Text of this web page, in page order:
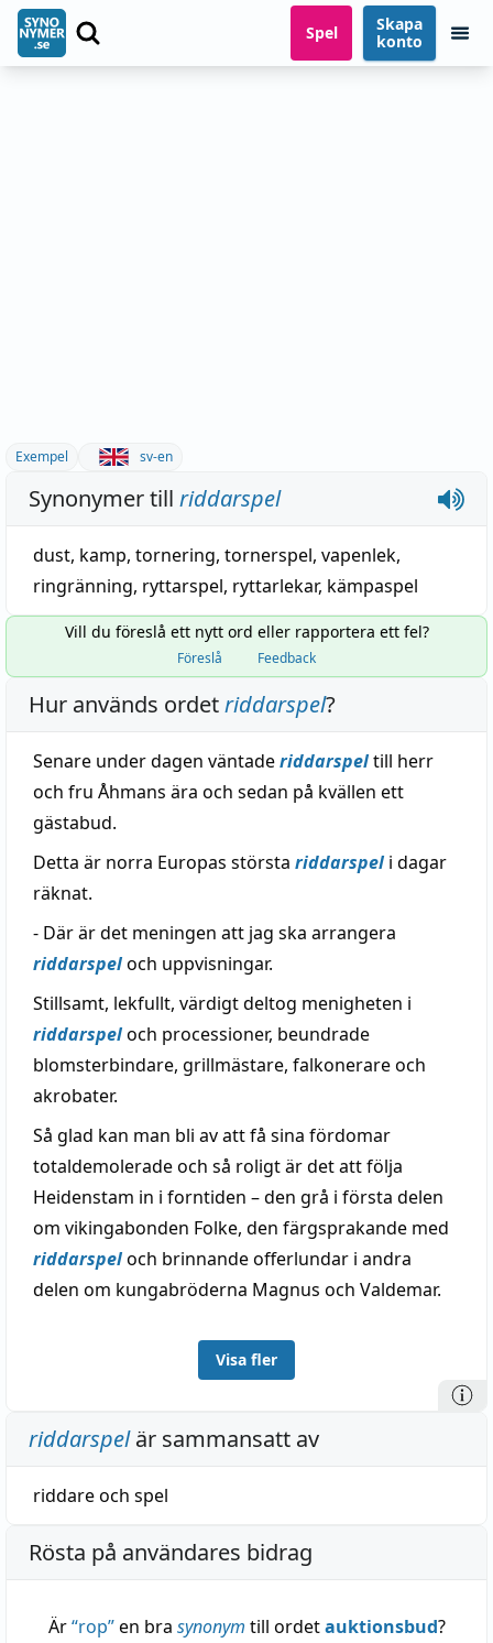
Spel
Skapa
konto
Exempel sv-en
Synonymer till riddarspel
dust, kamp, tornering, tornerspel, vapenlek,
ringränning, ryttarspel, ryttarlekar, kämpaspel
Vill du föreslå ett nytt ord eller rapportera ett fel?
Föreslå Feedback
Hur används ordetriddarspel?
Senare under dagen väntaderiddarspeltill herr
och fru Åhmans ära och sedan på kvällen ett
gästabud.
Detta är norra Europas största riddarspeli dagar
räknat.
- Där är det meningen att jag ska arrangera
riddarspeloch uppvisningar.
Stillsamt, lekfullt, värdigt deltog menigheten i
riddarspeloch processioner, beundrade
blomsterbindare, grillmästare, falkonerare och
akrobater.
Så glad kan man bli av att få sina fördomar
totaldemolerade och så roligt är det att följa
Heidenstam in i forntiden – den grå i första delen
om vikingabonden Folke, den färgsprakande med
riddarspeloch brinnande offerlundar i andra
delen om kungabröderna Magnus och Valdemar.
Visa fler
riddarspelär sammansatt av
riddareoch spel
Rösta på användares bidrag
Är“rop”en bra synonym till ordetauktionsbud?